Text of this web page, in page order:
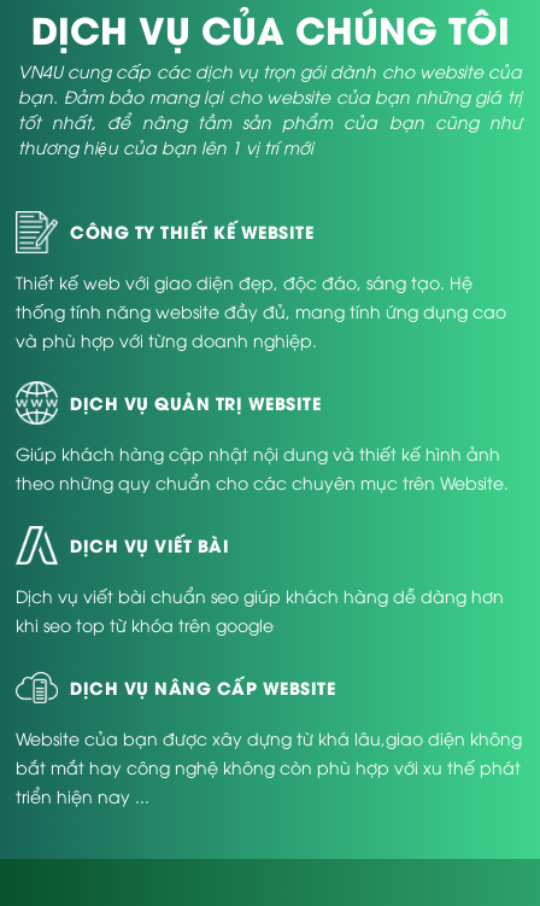
DỊCH VỤ CỦA CHÚNG TÔI
VN4U cung cấp các dịch vụ trọn gói dành cho website của
bạn. Đảm bảo mang lại cho website của bạn những giá trị
tốt nhất, để nâng tầm sản phẩm của bạn cũng như
thương hiệu của bạn lên 1 vị trí mới
CÔNG TY THIẾT KẾ WEBSITE
Thiết kế web với giao diện đẹp, độc đáo, sáng tạo. Hệ
thống tính năng website đầy đủ, mang tính ứng dụng cao
và phù hợp với từng doanh nghiệp.
DỊCH VỤ QUẢN TRỊ WEBSITE
Giúp khách hàng cập nhật nội dung và thiết kế hình ảnh
theo những quy chuẩn cho các chuyên mục trên Website.
DỊCH VỤ VIẾT BÀI
Dịch vụ viết bài chuẩn seo giúp khách hàng dễ dàng hơn
khi seo top từ khóa trên google
DỊCH VỤ NÂNG CẤP WEBSITE
Website của bạn được xây dựng từ khá lâu,giao diện không
bắt mắt hay công nghệ không còn phù hợp với xu thế phát
triển hiện nay ...